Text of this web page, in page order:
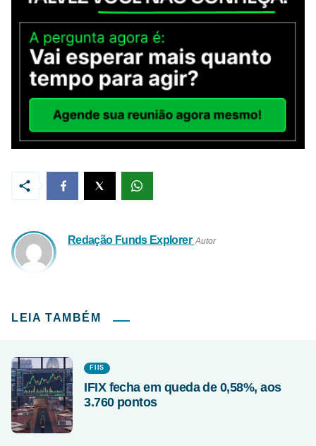
Redação Funds Explorer Autor
LEIA TAMBÉM
FIIS
IFIX fecha em queda de 0,58%, aos
3.760 pontos